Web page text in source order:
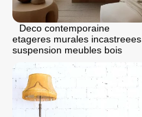
Deco contemporaine
etageres murales incastreees
suspension meubles bois